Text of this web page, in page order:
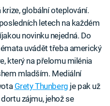
globální oteplování.
letech na každém
novinku nejedná. Do
uvádět třeba americký
který na přelomu milénia
mladším. Mediální
Grety Thunberg je pak už
zájmu, jehož se